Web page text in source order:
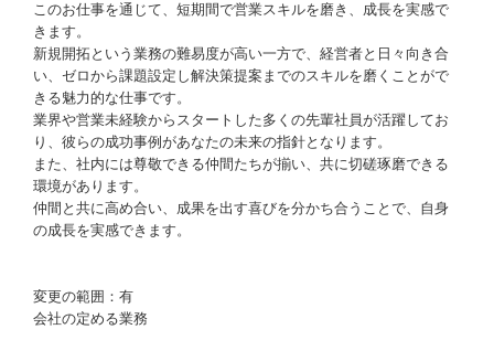
このお仕事を通じて、短期間で営業スキルを磨き、成長を実感で
きます。
新規開拓という業務の難易度が高い一方で、経営者と日々向き合
い、ゼロから課題設定し解決策提案までのスキルを磨くことがで
きる魅力的な仕事です。
業界や営業未経験からスタートした多くの先輩社員が活躍してお
り、彼らの成功事例があなたの未来の指針となります。
また、社内には尊敬できる仲間たちが揃い、共に切磋琢磨できる
環境があります。
仲間と共に高め合い、成果を出す喜びを分かち合うことで、自身
の成長を実感できます。
変更の範囲：有
会社の定める業務